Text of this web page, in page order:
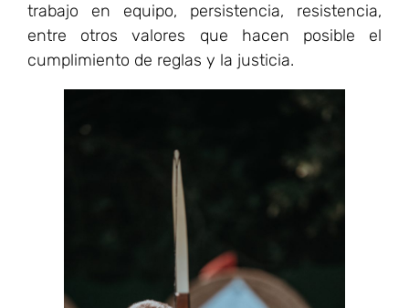
trabajo en equipo, persistencia, resistencia,
entre otros valores que hacen posible el
cumplimiento de reglas y la justicia.